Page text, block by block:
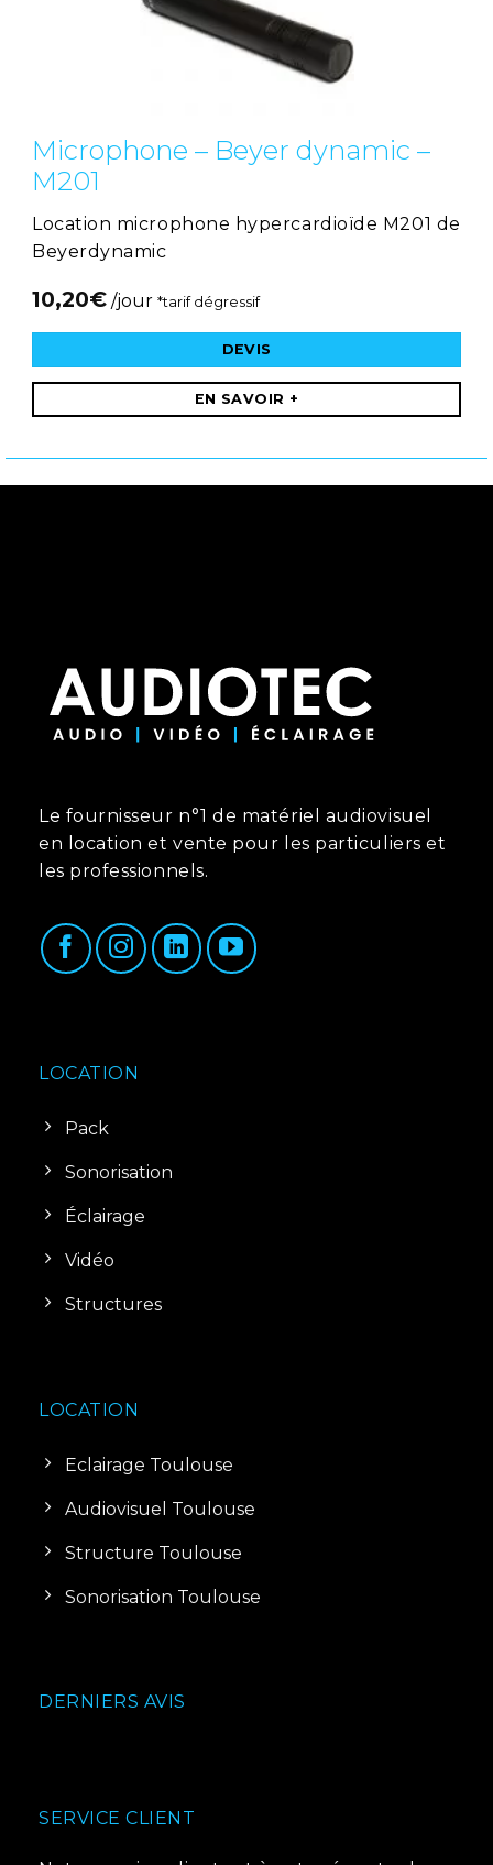
Microphone – Beyer dynamic –
M201
Location microphone hypercardioïde M201 de
Beyerdynamic
10,20€ /jour *tarif dégressif
DEVIS
EN SAVOIR +
Le fournisseur n°1 de matériel audiovisuel
en location et vente pour les particuliers et
les professionnels.
LOCATION
Pack
Sonorisation
Éclairage
Vidéo
Structures
LOCATION
Eclairage Toulouse
Audiovisuel Toulouse
Structure Toulouse
Sonorisation Toulouse
DERNIERS AVIS
SERVICE CLIENT